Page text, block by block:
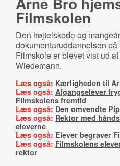
Filmskolen
Den højtelskede og
dokumentaruddannelsen
Filmskole er blevet vist ud
Wiedemann.
Læs også: Kærligheden til
Læs også: Afgangselever
Filmskolens fremtid
Læs også: Den omvendte
Læs også: Rektor med
eleverne
Læs også: Elever begraver
Læs også: Filmskolens
rektor